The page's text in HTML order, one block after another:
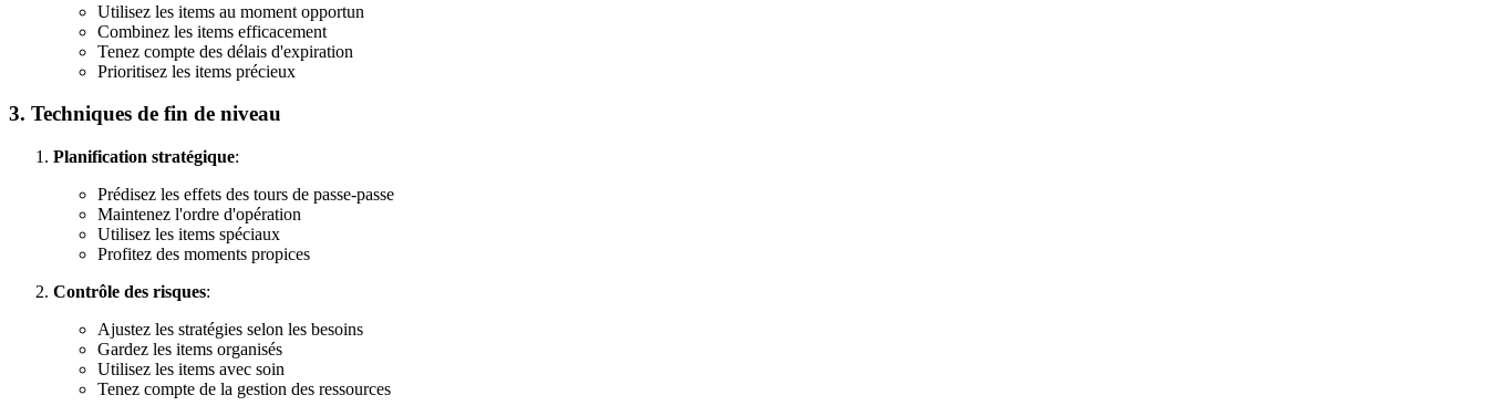
Utilisez les items au moment opportun
Combinez les items efficacement
Tenez compte des délais d'expiration
Prioritisez les items précieux
3. Techniques de fin de niveau
Planification stratégique:
Prédisez les effets des tours de passe-passe
Maintenez l'ordre d'opération
Utilisez les items spéciaux
Profitez des moments propices
Contrôle des risques:
Ajustez les stratégies selon les besoins
Gardez les items organisés
Utilisez les items avec soin
Tenez compte de la gestion des ressources